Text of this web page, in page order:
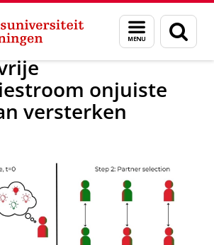
Menu
en
zoeken
of Science and Engineering Nieuws
onjuiste
versterken